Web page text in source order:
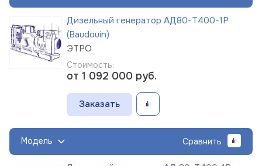
Дизельный генератор АД80-Т400-1Р
(Baudouin)
ЭТРО
Стоимость:
от 1 092 000 руб.
Заказать
Модель Сравнить